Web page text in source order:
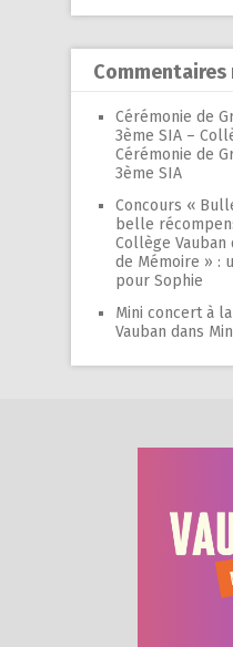
Commentaires
Cérémonie de
3ème SIA –
Cérémonie de
3ème SIA
Concours «
belle
Collège Vauban
de Mémoire » :
pour Sophie
Mini concert à
Vauban dans